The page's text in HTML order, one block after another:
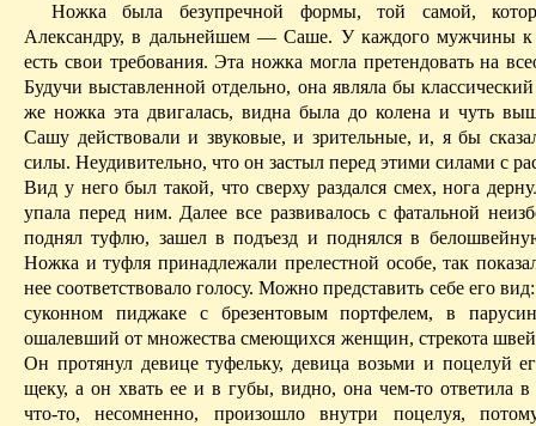
Ножка была безупречной формы, той самой,
Александру, в дальнейшем — Саше. У каждого мужчины к
есть свои требования. Эта ножка могла претендовать на
Будучивыставленной отдельно, она являла бы
же ножка эта двигалась, видна была до колена и чуть
Сашу действовали и звуковые, и зрительные, и, я бы
силы. Неудивительно, что он застыл перед этими силами с
Вид у него был такой, что сверху раздался смех, нога
упала перед ним. Далее все развивалось с фатальной
поднял туфлю, зашел в подъезд и поднялся в
Ножка и туфля принадлежали прелестной особе, так
нее соответствовало голосу. Можно представить себе его
суконном пиджаке с брезентовым портфелем, в
ошалевший от множества смеющихся женщин, стрекота
Он протянул девице туфельку, девица возьми и поцелуй
щеку, а он хвать ее и в губы, видно, она чем-то ответила в
что-то, несомненно, произошло внутри поцелуя,